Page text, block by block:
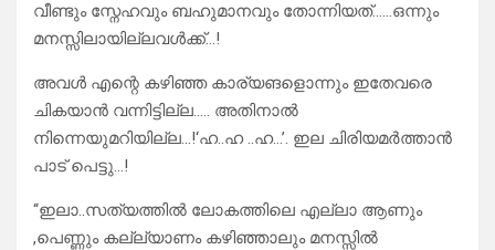
വീണ്ടും സ്നേഹവും ബഹുമാനവും തോന്നിയത്……ഒന്നും
മനസ്സിലായില്ലവൾക്ക്…!
അവൾ എന്റെ കഴിഞ്ഞ കാര്യങളൊന്നും ഇതേവരെ
ചികയാൻ വന്നിട്ടില്ല….. അതിനാൽ
നിന്നെയുമറിയില്ല…!‘ഹ..ഹ ..ഹ…’. ഇല ചിരിയമർത്താൻ
പാട് പെട്ടു…!
“ഇലാ..സത്യത്തിൽ ലോകത്തിലെ എല്ലാ ആണും
,പെണ്ണും കല്ല്യാണം കഴിഞ്ഞാലും മനസ്സിൽ